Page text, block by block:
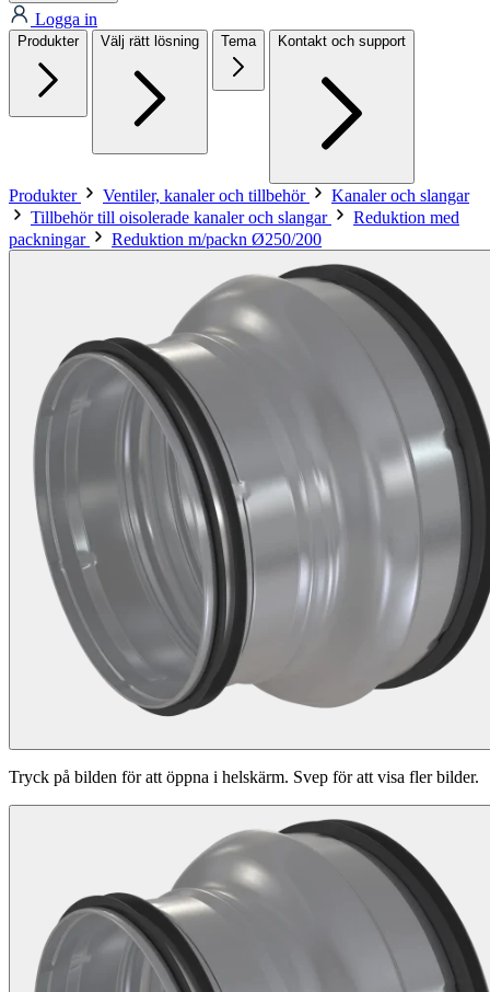
Logga in
Produkter Välj rätt lösning Tema Kontakt och support
Produkter Ventiler, kanaler och tillbehör
Kanaler och slangar
Tillbehör till oisolerade kanaler och slangar
Reduktion med
packningar
Reduktion m/packn Ø250/200
Tryck på bilden för att öppna i helskärm. Svep för att visa fler bilder.